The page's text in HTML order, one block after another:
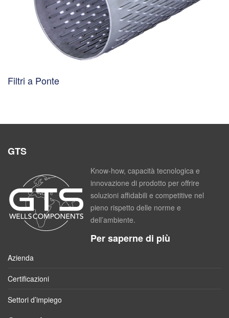
Filtri a Ponte
GTS
Know-how, capacità tecnologica e
innovazione di prodotto per offrire
soluzioni affidabili e competitive nel
pieno rispetto delle norme e
dell’ambiente.
Per saperne di più
Azienda
Certificazioni
Settori d’impiego